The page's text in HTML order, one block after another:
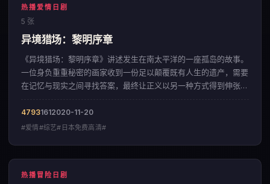
热播爱情日剧
5 张
异境猎场：黎明序章
《异境猎场：黎明序章》讲述发生在南太平洋的一座孤岛的故事。
一位身负重重秘密的画家收到一份足以颠覆既有人生的遗产，需要
在记忆与现实之间寻找答案，最终让正义以另一种方式得到伸张。
作。
47931612020-11-20
#爱情#综艺#日本免费高清#
热播冒险日剧